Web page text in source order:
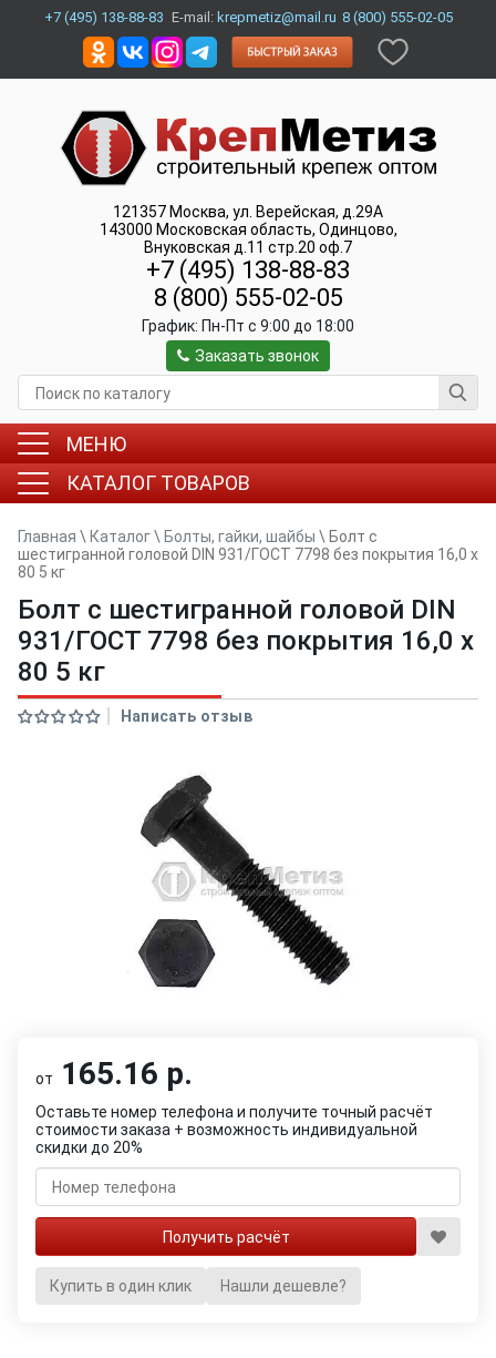
+7 (495) 138-88-83 E-mail: krepmetiz@mail.ru 8 (800) 555-02-05
121357 Москва, ул. Верейская, д.29А
143000 Московская область, Одинцово,
Внуковская д.11 стр.20 оф.7
+7 (495) 138-88-83
8 (800) 555-02-05
График: Пн-Пт c 9:00 до 18:00
Заказать звонок
МЕНЮ
КАТАЛОГ ТОВАРОВ
Главная \ Каталог\ Болты, гайки, шайбы \ Болт с
шестигранной головой DIN 931/ГОСТ 7798 без покрытия 16,0 x
80 5 кг
Болт с шестигранной головой DIN
931/ГОСТ 7798 без покрытия 16,0 x
80 5 кг
Написать отзыв
от 165.16 р.
Оставьте номер телефона и получите точный расчёт
стоимости заказа + возможность индивидуальной
скидки до 20%
Купить в один клик Нашли дешевле?